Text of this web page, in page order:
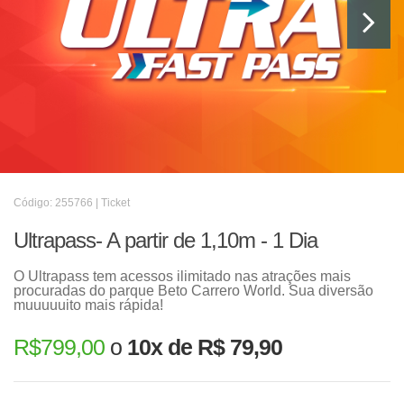
Código: 255766 | Ticket
Ultrapass- A partir de 1,10m - 1 Dia
O Ultrapass tem acessos ilimitado nas atrações mais
procuradas do parque Beto Carrero World. Sua diversão
muuuuuito mais rápida!
R$799,00 o 10x de R$ 79,90